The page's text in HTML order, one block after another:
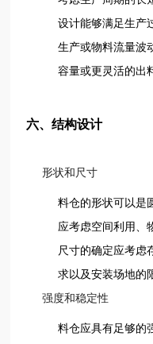
设计能够满足生产
生产或物料流量波
容量或更灵活的出
六、结构设计
形状和尺寸
料仓的形状可以是
应考虑空间利用、
尺寸的确定应考虑
求以及安装场地的
强度和稳定性
料仓应具有足够的